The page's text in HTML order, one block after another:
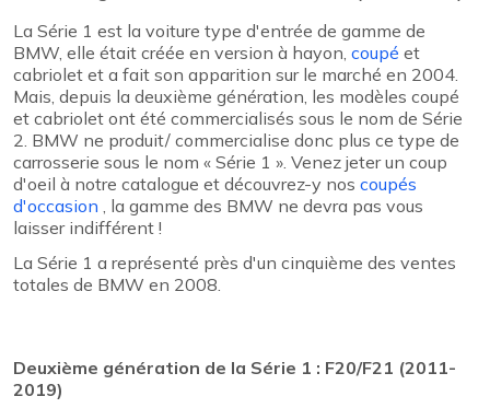
La Série 1 est la voiture type d'entrée de gamme de
BMW, elle était créée en version à hayon, coupé et
cabriolet et a fait son apparition sur le marché en 2004.
Mais, depuis la deuxième génération, les modèles coupé
et cabriolet ont été commercialisés sous le nom de Série
2. BMW ne produit/ commercialise donc plus ce type de
carrosserie sous le nom « Série 1 ». Venez jeter un coup
d'oeil à notre catalogue et découvrez-y nos coupés
d'occasion , la gamme des BMW ne devra pas vous
laisser indifférent !
La Série 1 a représenté près d'un cinquième des ventes
totales de BMW en 2008.
Deuxième génération de la Série 1 : F20/F21 (2011-
2019)